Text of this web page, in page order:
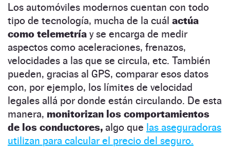
Los automóviles modernos cuentan con todo
tipo de tecnología, mucha de la cuál actúa
como telemetría y se encarga de medir
aspectos como aceleraciones, frenazos,
velocidades a las que se circula, etc. También
pueden, gracias al GPS, comparar esos datos
con, por ejemplo, los límites de velocidad
legales allá por donde están circulando. De esta
manera, monitorizan los comportamientos
de los conductores, algo que las aseguradoras
utilizan para calcular el precio del seguro.